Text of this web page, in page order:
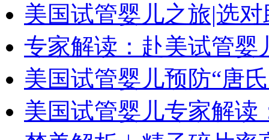
美国试管婴儿之旅|选
专家解读：赴美试管婴
美国试管婴儿预防“唐
美国试管婴儿专家解读